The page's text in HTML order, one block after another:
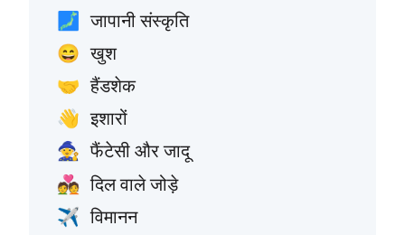
🗾 जापानी संस्कृति
😄 खुश
🤝 हैंडशेक
👋 इशारों
🧙 फैंटेसी और जादू
💑 दिल वाले जोड़े
✈️ विमानन